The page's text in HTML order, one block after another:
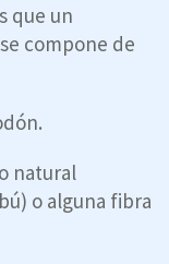
que un
compone de
natural
o alguna fibra